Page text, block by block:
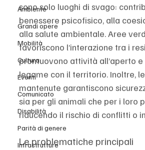
Ambiente
Grandi opere
Mobilità
Cultura
Eventi
Comunicato
Disabilità
Parità di genere
Infrastrutture
sono solo luoghi di svago:
benessere psicofisico, alla
alla salute ambientale. Aree
favoriscono l’interazione tra i
promuovono attività all’aperto
legame con il territorio. Inoltre,
mantenute garantiscono
sia per gli animali che per i loro
riducendo il rischio di conflitti o
Le problematiche principali